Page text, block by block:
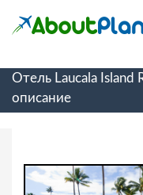
Отель Laucala Island
описание